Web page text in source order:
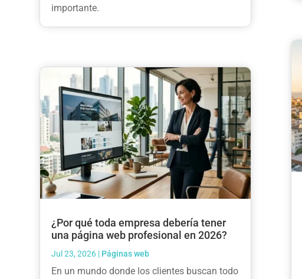
importante.
¿Por qué toda empresa debería tener
una página web profesional en 2026?
Jul 23, 2026 | Páginas web
En un mundo donde los clientes buscan todo